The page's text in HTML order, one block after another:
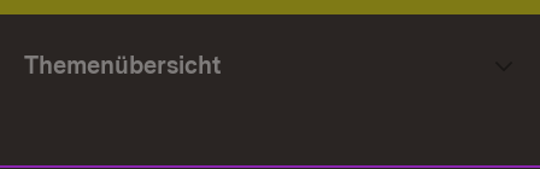
Themenübersicht